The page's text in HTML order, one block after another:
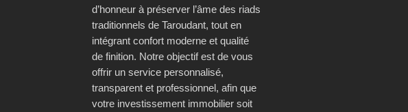
d’honneur à préserver l’âme des riads
traditionnels de Taroudant, tout en
intégrant confort moderne et qualité
de finition. Notre objectif est de vous
offrir un service personnalisé,
transparent et professionnel, afin que
votre investissement immobilier soit